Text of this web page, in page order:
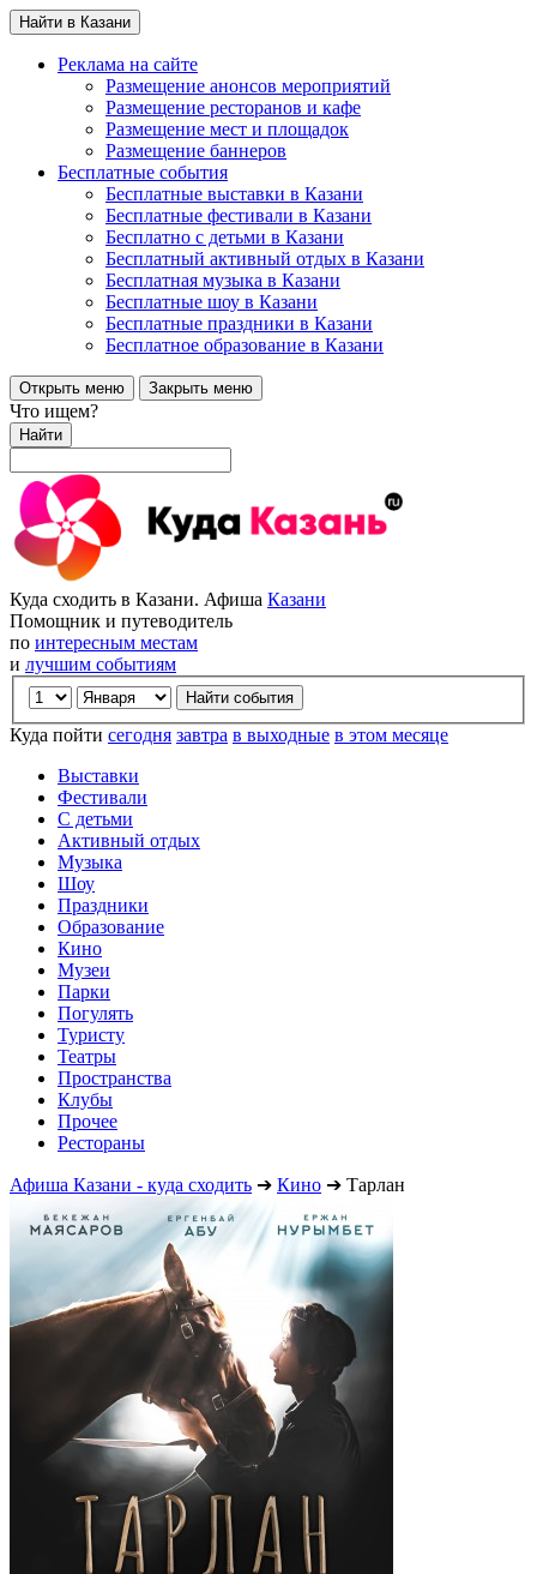
Найти в Казани
Реклама на сайте
Размещение анонсов мероприятий
Размещение ресторанов и кафе
Размещение мест и площадок
Размещение баннеров
Бесплатные события
Бесплатные выставки в Казани
Бесплатные фестивали в Казани
Бесплатно с детьми в Казани
Бесплатный активный отдых в Казани
Бесплатная музыка в Казани
Бесплатные шоу в Казани
Бесплатные праздники в Казани
Бесплатное образование в Казани
Открыть меню Закрыть меню
Что ищем?
Найти
Куда сходить в Казани. Афиша Казани
Помощник и путеводитель
по интересным местам
и лучшим событиям
Куда пойти сегодня завтра в выходные в этом месяце
Выставки
Фестивали
С детьми
Активный отдых
Музыка
Шоу
Праздники
Образование
Кино
Музеи
Парки
Погулять
Туристу
Театры
Пространства
Клубы
Прочее
Рестораны
Афиша Казани - куда сходить ➔ Кино ➔ Тарлан